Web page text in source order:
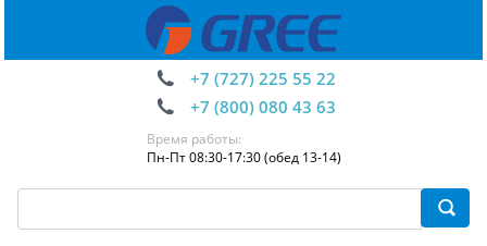
+7 (727) 225 55 22
+7 (800) 080 43 63
Время работы:
Пн-Пт 08:30-17:30 (обед 13-14)